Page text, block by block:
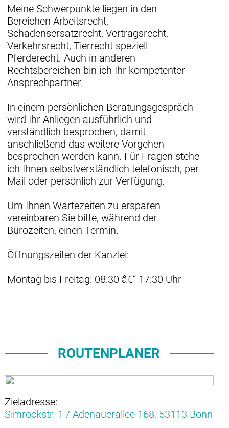
Meine Schwerpunkte liegen in den
Bereichen Arbeitsrecht,
Schadensersatzrecht, Vertragsrecht,
Verkehrsrecht, Tierrecht speziell
Pferderecht. Auch in anderen
Rechtsbereichen bin ich Ihr kompetenter
Ansprechpartner.
In einem persönlichen Beratungsgespräch
wird Ihr Anliegen ausführlich und
verständlich besprochen, damit
anschließend das weitere Vorgehen
besprochen werden kann. Für Fragen stehe
ich Ihnen selbstverständlich telefonisch, per
Mail oder persönlich zur Verfügung.
Um Ihnen Wartezeiten zu ersparen
vereinbaren Sie bitte, während der
Bürozeiten, einen Termin.
Öffnungszeiten der Kanzlei:
Montag bis Freitag: 08:30 â€“ 17:30 Uhr
ROUTENPLANER
Zieladresse:
Simrockstr. 1 / Adenauerallee 168, 53113 Bonn